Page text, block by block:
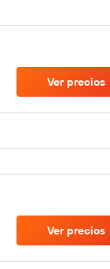
Ver precios
Ver precios